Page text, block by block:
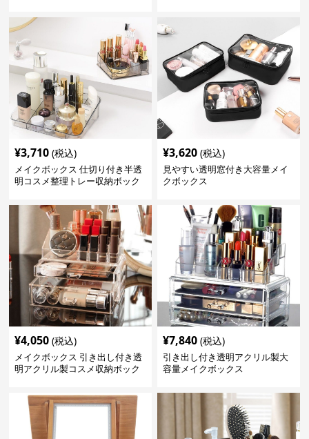
¥3,710 (税込)
メイクボックス 仕切り付き半透
明コスメ整理トレー収納ボック
¥3,620 (税込)
見やすい透明窓付き大容量メイ
クボックス
¥4,050 (税込)
メイクボックス 引き出し付き透
明アクリル製コスメ収納ボック
¥7,840 (税込)
引き出し付き透明アクリル製大
容量メイクボックス